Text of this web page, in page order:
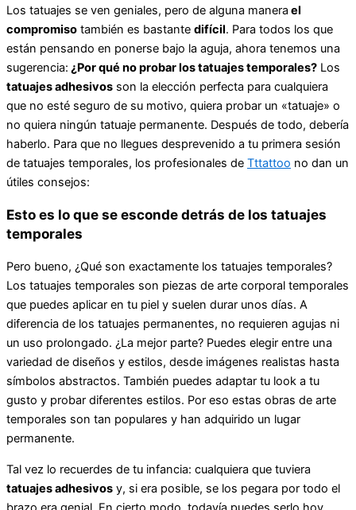
Los tatuajes se ven geniales, pero de alguna manera el
compromiso también es bastante difícil. Para todos los que
están pensando en ponerse bajo la aguja, ahora tenemos una
sugerencia: ¿Por qué no probar los tatuajes temporales? Los
tatuajes adhesivos son la elección perfecta para cualquiera
que no esté seguro de su motivo, quiera probar un «tatuaje» o
no quiera ningún tatuaje permanente. Después de todo, debería
haberlo. Para que no llegues desprevenido a tu primera sesión
de tatuajes temporales, los profesionales de Tttattoo no dan un
útiles consejos:
Esto es lo que se esconde detrás de los tatuajes
temporales
Pero bueno, ¿Qué son exactamente los tatuajes temporales?
Los tatuajes temporales son piezas de arte corporal temporales
que puedes aplicar en tu piel y suelen durar unos días. A
diferencia de los tatuajes permanentes, no requieren agujas ni
un uso prolongado. ¿La mejor parte? Puedes elegir entre una
variedad de diseños y estilos, desde imágenes realistas hasta
símbolos abstractos. También puedes adaptar tu look a tu
gusto y probar diferentes estilos. Por eso estas obras de arte
temporales son tan populares y han adquirido un lugar
permanente.
Tal vez lo recuerdes de tu infancia: cualquiera que tuviera
tatuajes adhesivos y, si era posible, se los pegara por todo el